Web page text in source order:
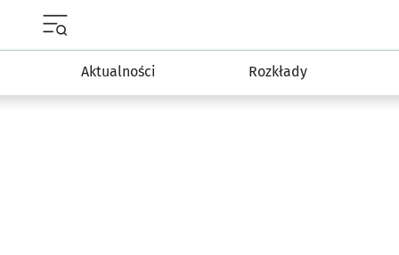
Aktualności Rozkłady